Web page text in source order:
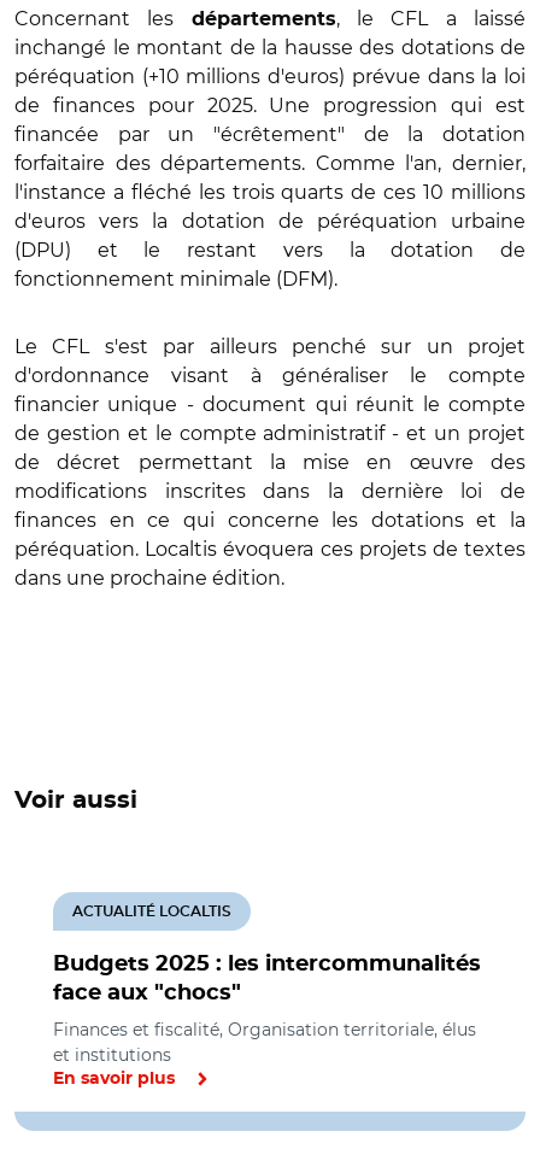
Concernant les départements, le CFL a laissé
inchangé le montant de la hausse des dotations de
péréquation (+10 millions d'euros) prévue dans la loi
de finances pour 2025. Une progression qui est
financée par un "écrêtement" de la dotation
forfaitaire des départements. Comme l'an, dernier,
l'instance a fléché les trois quarts de ces 10 millions
d'euros vers la dotation de péréquation urbaine
(DPU) et le restant vers la dotation de
fonctionnement minimale (DFM).
Le CFL s'est par ailleurs penché sur un projet
d'ordonnance visant à généraliser le compte
financier unique - document qui réunit le compte
de gestion et le compte administratif - et un projet
de décret permettant la mise en œuvre des
modifications inscrites dans la dernière loi de
finances en ce qui concerne les dotations et la
péréquation. Localtis évoquera ces projets de textes
dans une prochaine édition.
Voir aussi
Budgets 2025 : les intercommunalités
face aux "chocs"
ACTUALITÉ LOCALTIS
Finances et fiscalité, Organisation territoriale, élus
et institutions
En savoir plus